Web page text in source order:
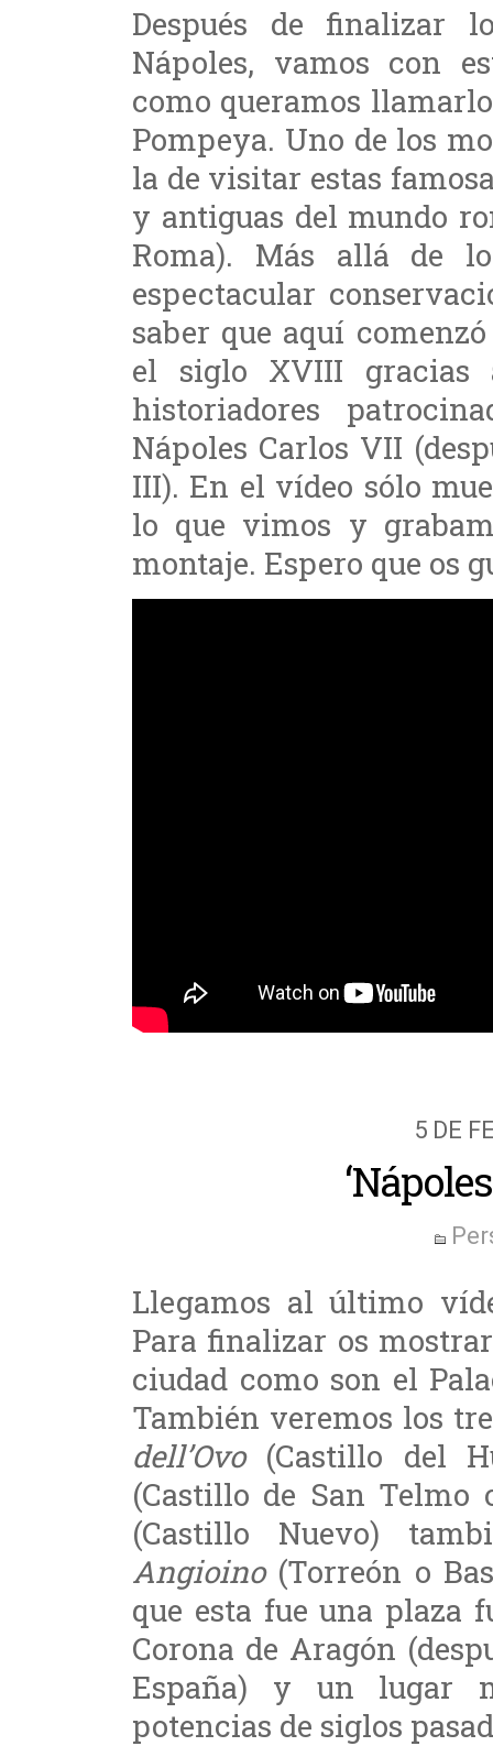
Después de finalizar
Nápoles, vamos con
como queramos
Pompeya. Uno de los
la de visitar estas
y antiguas del mundo
Roma). Más allá de
espectacular
saber que aquí
el siglo XVIII gracias
historiadores
Nápoles Carlos VII
III). En el vídeo sólo
lo que vimos y
montaje. Espero que os
5 DE
Llegamos al último
Para finalizar os
ciudad como son el
También veremos los
dell’Ovo(Castillo del
(Castillo de San
(Castillo Nuevo)
Angioino(Torreón o
que esta fue una plaza
Corona de Aragón
España) y un lugar
potencias de siglos